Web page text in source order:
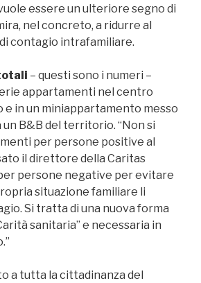
essere un ulteriore segno di
nel concreto, a ridurre al
contagio intrafamiliare.
– questi sono i numeri –
appartamenti nel centro
e in un miniappartamento messo
un B&B del territorio. “Non si
per persone positive al
il direttore della Caritas
persone negative per evitare
situazione familiare li
Si tratta di una nuova forma
sanitaria” e necessaria in
a tutta la cittadinanza del